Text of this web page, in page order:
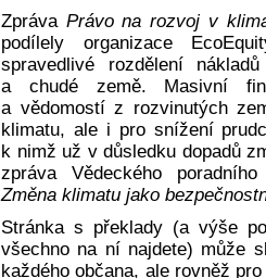
Zpráva Právo na rozvoj v
podílely organizace
spravedlivé rozdělení
a chudé země. Masivní
a vědomostí z rozvinutých
klimatu, ale i pro snížení
k nimž už v důsledku dopadů
zpráva Vědeckého
Změna klimatu jako
Stránka s překlady (a výše
všechno na ní najdete) může
každého občana, ale rovněž